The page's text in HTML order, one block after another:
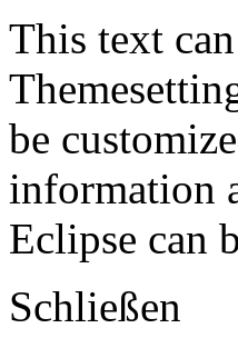
This text
be
information
Eclipse can
Schließen